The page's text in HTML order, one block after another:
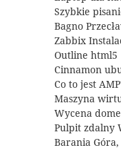
Szybkie
Bagno
Zabbix
Outline html5
Cinnamon
Co to jest
Maszyna
Wycena
Pulpit zdalny
Barania Góra,